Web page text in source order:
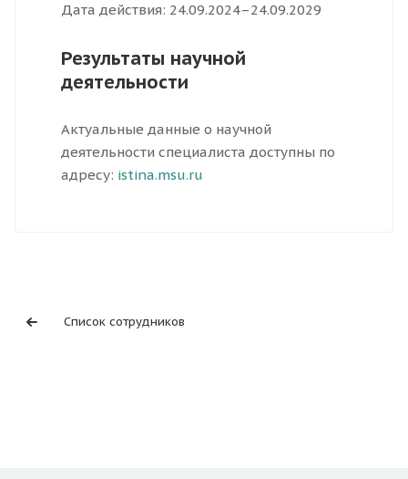
Дата действия: 24.09.2024–24.09.2029
Результаты научной
деятельности
Актуальные данные о научной
деятельности специалиста доступны по
адресу: istina.msu.ru
Список сотрудников